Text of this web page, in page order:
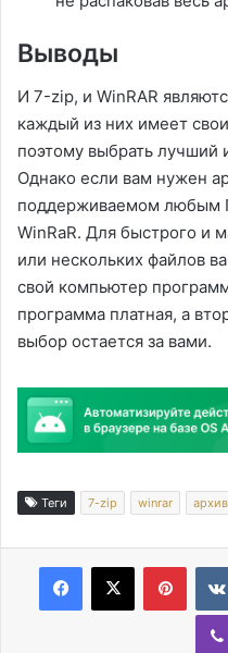
Выводы
И 7-zip, и WinRAR
каждый из них имеет
поэтому выбрать лучший
Однако если вам нужен
поддерживаемом любым
WinRaR. Для быстрого и
или нескольких файлов
свой компьютер
программа платная, а
выбор остается за вами.
Теги 7-zip winrar